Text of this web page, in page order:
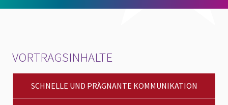
VORTRAGSINHALTE
SCHNELLE UND PRÄGNANTE KOMMUNIKATION